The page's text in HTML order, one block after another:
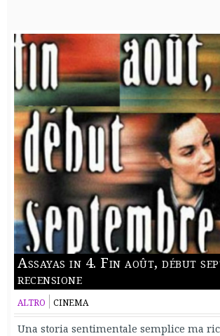
Assayas in 4. Fin août, début
recensione
ALTRO CINEMA
Una storia sentimentale semplice ma